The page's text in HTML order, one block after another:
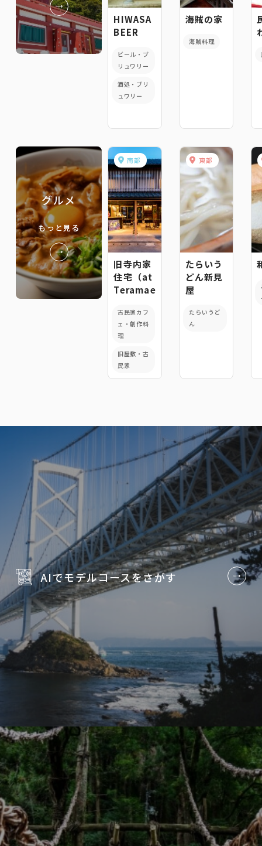
HIWASA
BEER
ビール・ブ
リュワリー
酒処・ブリ
ュワリー
海賊の家
海賊料理
グルメ
もっと見る
南部
旧寺内家
住宅（at
Teramae）
古民家カフ
ェ・創作料
理
旧屋敷・古
民家
東部
たらいう
どん新見
屋
たらいうど
ん
AIでモデルコースをさがす